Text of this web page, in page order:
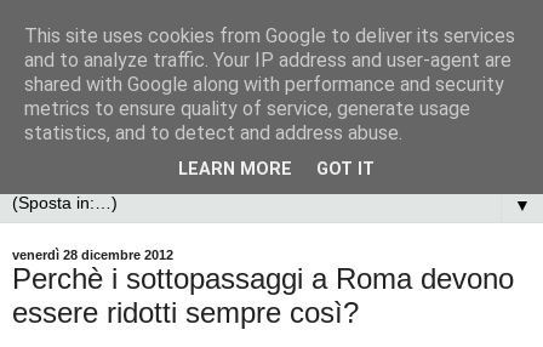
▼
venerdì 28 dicembre 2012
Perchè i sottopassaggi a Roma devono
essere ridotti sempre così?
This site uses cookies from Google to deliver its services
and to analyze traffic. Your IP address and user-agent are
shared with Google along with performance and security
metrics to ensure quality of service, generate usage
statistics, and to detect and address abuse.
LEARN MORE GOT IT